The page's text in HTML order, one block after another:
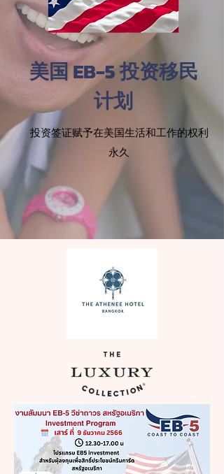
美国 EB-5 投资移民
计划
投资签证赋予在美国生活和工作的权利
永久